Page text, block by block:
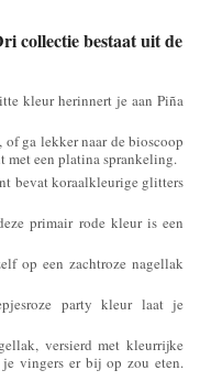
collectie bestaat uit de
kleur herinnert je aan Piña
ga lekker naar de bioscoop
met een platina sprankeling.
bevat koraalkleurige glitters
primair rode kleur is een
op een zachtroze nagellak
party kleur laat je
versierd met kleurrijke
vingers er bij op zou eten.